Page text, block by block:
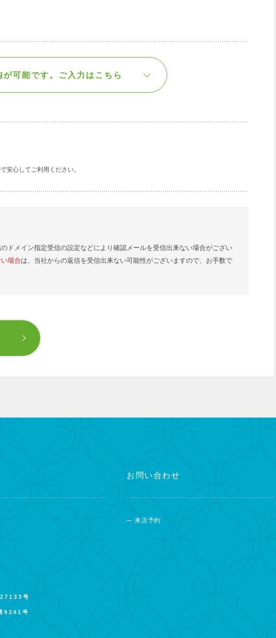
可能です。 ご入力はこちら
安心してご利用ください。
ドメイン指定受信の設定などにより確認メールを受信出来ない場合がござい
場合は、当社からの返信を受信出来ない可能性がございますので、お手数で
お問い合わせ
来店予約
号
9341号